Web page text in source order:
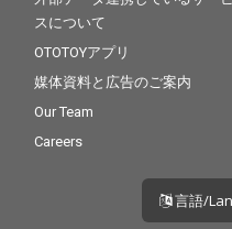
スについて
OTOTOYアプリ
媒体資料と広告のご案内
Our Team
Careers
言語/